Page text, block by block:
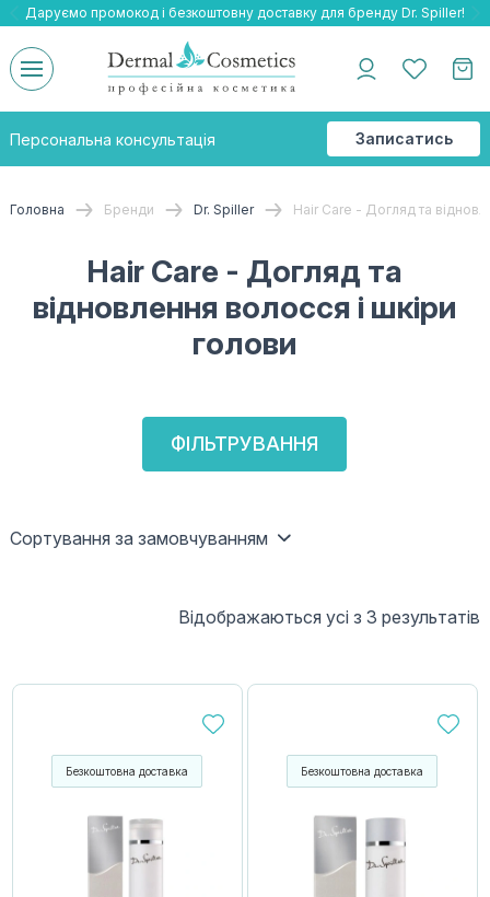
Даруємо безкоштовну доставку та подарнки до бренду Braderm!
-25% на весь бренд HOLY LAND!
Даруємо промокод і безкоштовну доставку для бренду Dr. Spiller!
Персональна консультація
Записатись
на
Головна Бренди Dr. Spiller Hair Care - Догляд та
Hair Care - Догляд та
відновлення волосся і шкіри
голови
ФІЛЬТРУВАННЯ
Сортування за замовчуванням
Відображаються усі з 3 результатів
Безкоштовна доставка Безкоштовна доставка